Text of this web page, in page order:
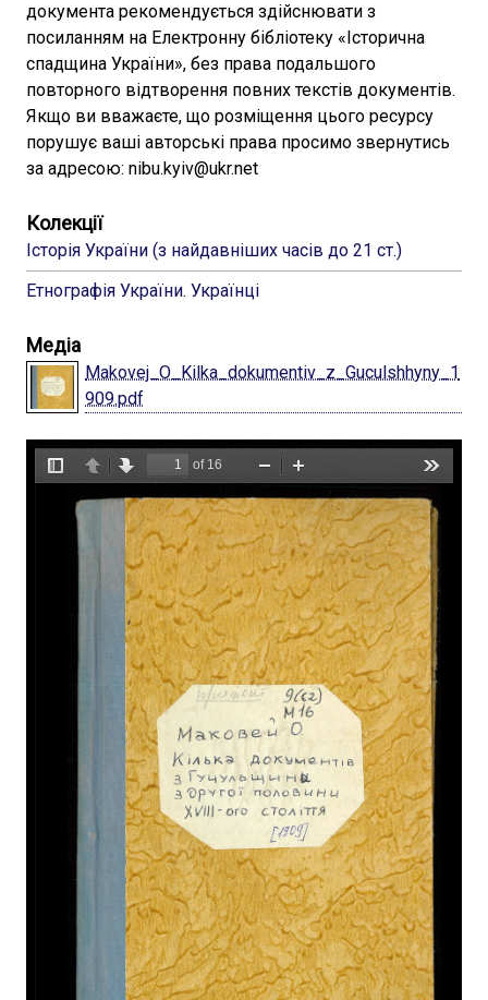
документа рекомендується здійснювати з
посиланням на Електронну бібліотеку «Історична
спадщина України», без права подальшого
повторного відтворення повних текстів документів.
Якщо ви вважаєте, що розміщення цього ресурсу
порушує ваші авторські права просимо звернутись
за адресою: nibu.kyiv@ukr.net
Колекції
Історія України (з найдавніших часів до 21 ст.)
Етнографія України. Українці
Медіа
Makovej_O_Kilka_dokumentiv_z_Guculshhyny_1
909.pdf